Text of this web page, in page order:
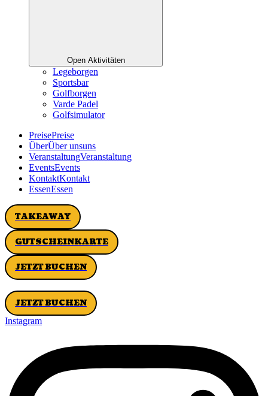
Open Aktivitäten
Legeborgen
Sportsbar
Golfborgen
Varde Padel
Golfsimulator
PreisePreise
ÜberÜber unsuns
VeranstaltungVeranstaltung
EventsEvents
KontaktKontakt
EssenEssen
TAKEAWAY
GUTSCHEINKARTE
JETZT BUCHEN
JETZT BUCHEN
Instagram